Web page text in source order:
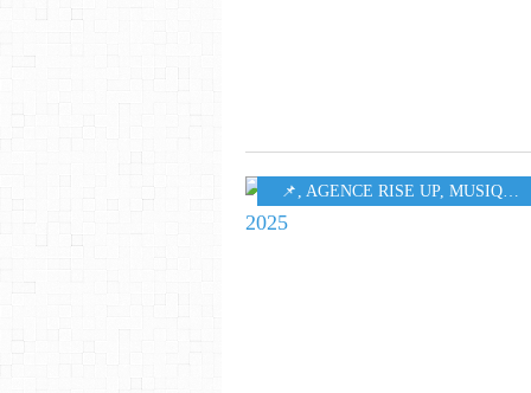
​​​​​​​📌 , AGENCE RISE UP, MUSIQUE